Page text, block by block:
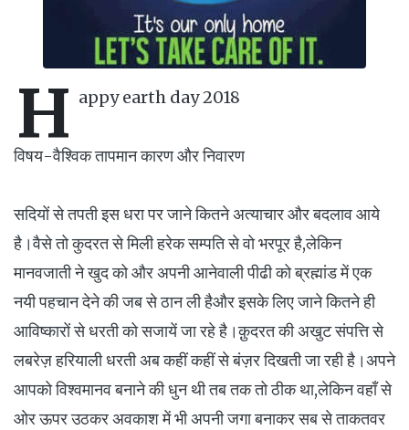
H appy earth day 2018
विषय-वैश्विक तापमान कारण और निवारण
सदियों से तपती इस धरा पर जाने कितने अत्याचार और बदलाव आये
है।वैसे तो कुदरत से मिली हरेक सम्पति से वो भरपूर है,लेकिन
मानवजाती ने खुद को और अपनी आनेवाली पीढी को ब्रह्मांड में एक
नयी पहचान देने की जब से ठान ली हैऔर इसके लिए जाने कितने ही
आविष्कारों से धरती को सजायें जा रहे है।क़ुदरत की अखुट संपत्ति से
लबरेज़ हरियाली धरती अब कहीं कहीं से बंज़र दिखती जा रही है।अपने
आपको विश्वमानव बनाने की धुन थी तब तक तो ठीक था,लेकिन वहाँ से
ओर ऊपर उठकर अवकाश में भी अपनी जगा बनाकर सब से ताकतवर